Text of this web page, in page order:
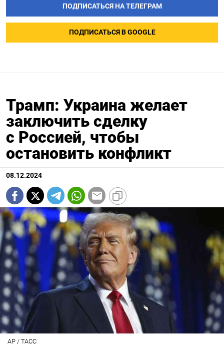
ПОДПИСАТЬСЯ НА ТЕЛЕГРАМ
ПОДПИСАТЬСЯ В GOOGLE
Трамп: Украина желает
заключить сделку
с Россией, чтобы
остановить конфликт
08.12.2024
AP / ТАСС